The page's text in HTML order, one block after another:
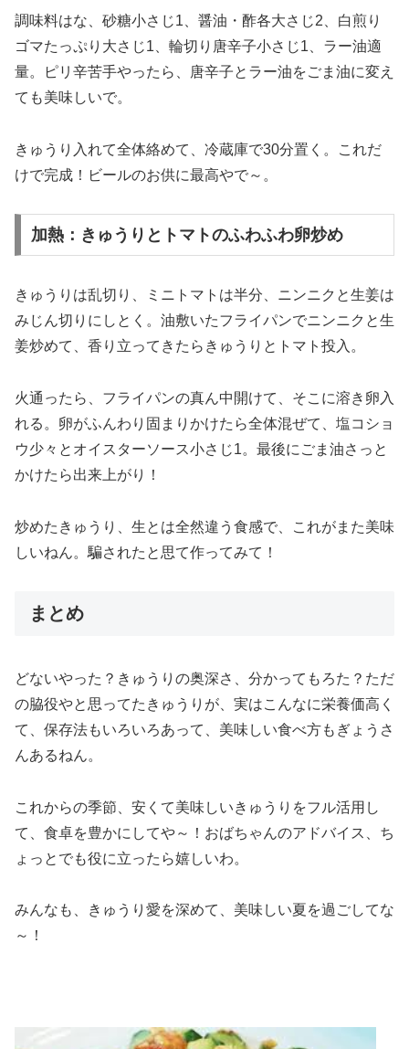
調味料はな、砂糖小さじ1、醤油・酢各大さじ2、白煎り
ゴマたっぷり大さじ1、輪切り唐辛子小さじ1、ラー油適
量。ピリ辛苦手やったら、唐辛子とラー油をごま油に変え
ても美味しいで。
きゅうり入れて全体絡めて、冷蔵庫で30分置く。これだ
けで完成！ビールのお供に最高やで～。
加熱：きゅうりとトマトのふわふわ卵炒め
きゅうりは乱切り、ミニトマトは半分、ニンニクと生姜は
みじん切りにしとく。油敷いたフライパンでニンニクと生
姜炒めて、香り立ってきたらきゅうりとトマト投入。
火通ったら、フライパンの真ん中開けて、そこに溶き卵入
れる。卵がふんわり固まりかけたら全体混ぜて、塩コショ
ウ少々とオイスターソース小さじ1。最後にごま油さっと
かけたら出来上がり！
炒めたきゅうり、生とは全然違う食感で、これがまた美味
しいねん。騙されたと思て作ってみて！
まとめ
どないやった？きゅうりの奥深さ、分かってもろた？ただ
の脇役やと思ってたきゅうりが、実はこんなに栄養価高く
て、保存法もいろいろあって、美味しい食べ方もぎょうさ
んあるねん。
これからの季節、安くて美味しいきゅうりをフル活用し
て、食卓を豊かにしてや～！おばちゃんのアドバイス、ち
ょっとでも役に立ったら嬉しいわ。
みんなも、きゅうり愛を深めて、美味しい夏を過ごしてな
～！